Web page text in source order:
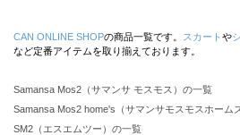
CAN ONLINE SHOPの商品一覧です。 スカート や
など定番アイテムを取り揃えております。
Samansa Mos2（サマンサ モスモス）の一覧
Samansa Mos2 home's（サマンサモスモスホーム
SM2（エスエムツー）の一覧